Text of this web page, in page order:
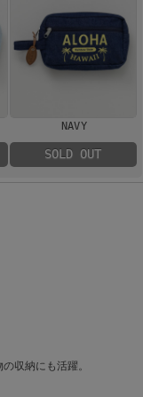
NAVY
SOLD OUT
収納にも活躍。